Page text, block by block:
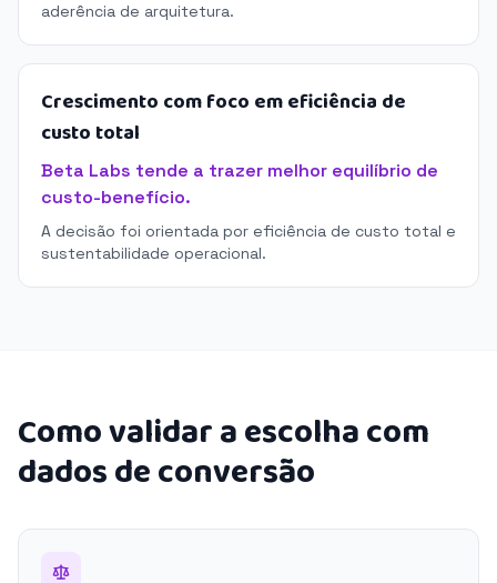
aderência de arquitetura.
Crescimento com foco em eficiência de
custo total
Beta Labs tende a trazer melhor equilíbrio de
custo-benefício.
A decisão foi orientada por eficiência de custo total e
sustentabilidade operacional.
Como validar a escolha com
dados de conversão